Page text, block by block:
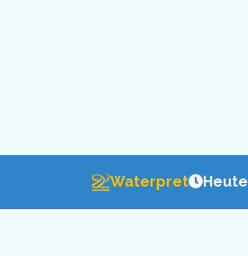
Waterpret Heute